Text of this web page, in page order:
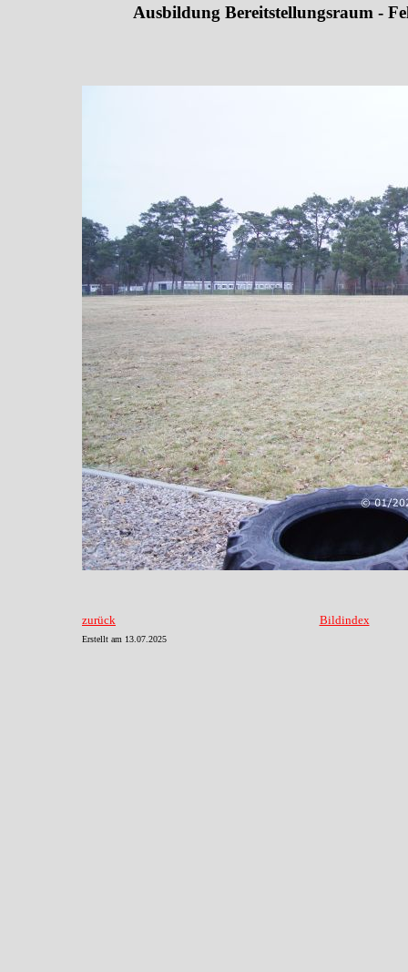
Ausbildung Bereitstellungsraum -
zurück Bildindex
Erstellt am 13.07.2025